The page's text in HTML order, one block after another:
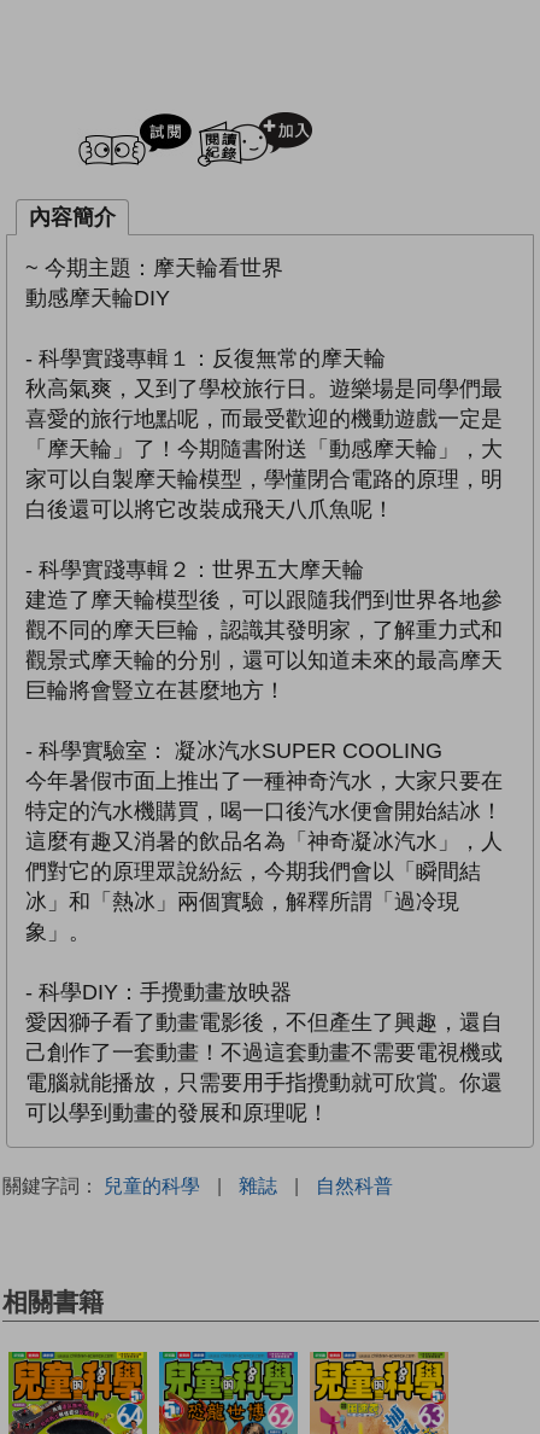
試閲
內容簡介
~ 今期主題：摩天輪看世界
動感摩天輪DIY
- 科學實踐專輯１：反復無常的摩天輪
秋高氣爽，又到了學校旅行日。遊樂場是同學們最
喜愛的旅行地點呢，而最受歡迎的機動遊戲一定是
「摩天輪」了！今期隨書附送「動感摩天輪」，大
家可以自製摩天輪模型，學懂閉合電路的原理，明
白後還可以將它改裝成飛天八爪魚呢！
- 科學實踐專輯２：世界五大摩天輪
建造了摩天輪模型後，可以跟隨我們到世界各地參
觀不同的摩天巨輪，認識其發明家，了解重力式和
觀景式摩天輪的分別，還可以知道未來的最高摩天
巨輪將會豎立在甚麼地方！
- 科學實驗室： 凝冰汽水SUPER COOLING
今年暑假巿面上推出了一種神奇汽水，大家只要在
特定的汽水機購買，喝一口後汽水便會開始結冰！
這麼有趣又消暑的飲品名為「神奇凝冰汽水」，人
們對它的原理眾說紛紜，今期我們會以「瞬間結
冰」和「熱冰」兩個實驗，解釋所謂「過冷現
象」。
- 科學DIY：手攪動畫放映器
愛因獅子看了動畫電影後，不但產生了興趣，還自
己創作了一套動畫！不過這套動畫不需要電視機或
電腦就能播放，只需要用手指攪動就可欣賞。你還
可以學到動畫的發展和原理呢！
關鍵字詞： 兒童的科學 | 雜誌 | 自然科普
相關書籍